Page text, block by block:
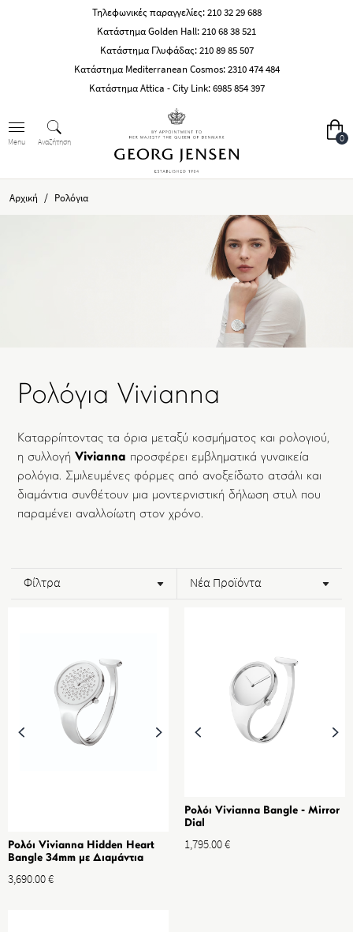
Τηλεφωνικές παραγγελίες:210 32 29 688
Κατάστημα Golden Hall:210 68 38 521
Κατάστημα Γλυφάδας:210 89 85 507
Κατάστημα Mediterranean Cosmos:2310 474 484
Κατάστημα Attica - City Link:6985 854 397
Menu Αναζήτηση 0
Αρχική / Ρολόγια
Ρολόγια Vivianna
Καταρρίπτοντας τα όρια μεταξύ κοσμήματος και ρολογιού,
η συλλογήVivianna προσφέρει εμβληματικά γυναικεία
ρολόγια. Σμιλευμένες φόρμες από ανοξείδωτο ατσάλι και
διαμάντια συνθέτουν μια μοντερνιστική δήλωση στυλ που
παραμένει αναλλοίωτη στον χρόνο.
Φίλτρα Νέα Προϊόντα
Ρολόι Vivianna Hidden Heart
Bangle 34mm με Διαμάντια
3,690.00€
Ρολόι Vivianna Bangle - Mirror
Dial
1,795.00€